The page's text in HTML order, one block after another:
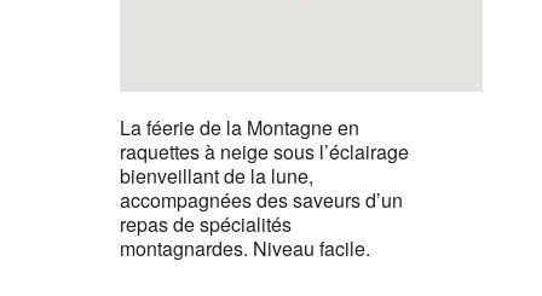
La féerie de la Montagne en
raquettes à neige sous l’éclairage
bienveillant de la lune,
accompagnées des saveurs d’un
repas de spécialités
montagnardes. Niveau facile.